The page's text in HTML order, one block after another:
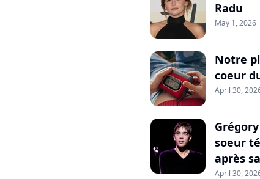
Radu
May 1, 2026
Notre
coeur
April 30,
soeur
après
April 30,